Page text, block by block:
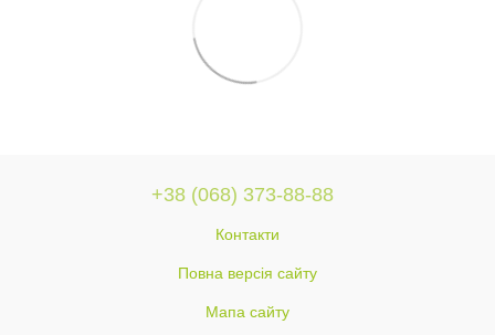
+38 (068) 373-88-88
Контакти
Повна версія сайту
Мапа сайту